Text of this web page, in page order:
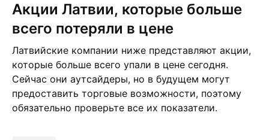
Акции Латвии, которые больше
всего потеряли в цене
Латвийские компании ниже представляют акции,
которые больше всего упали в цене сегодня.
Сейчас они аутсайдеры, но в будущем могут
предоставить торговые возможности, поэтому
обязательно проверьте все их показатели.